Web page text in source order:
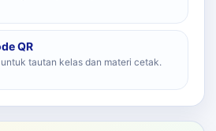
QR
tautan kelas dan materi cetak.